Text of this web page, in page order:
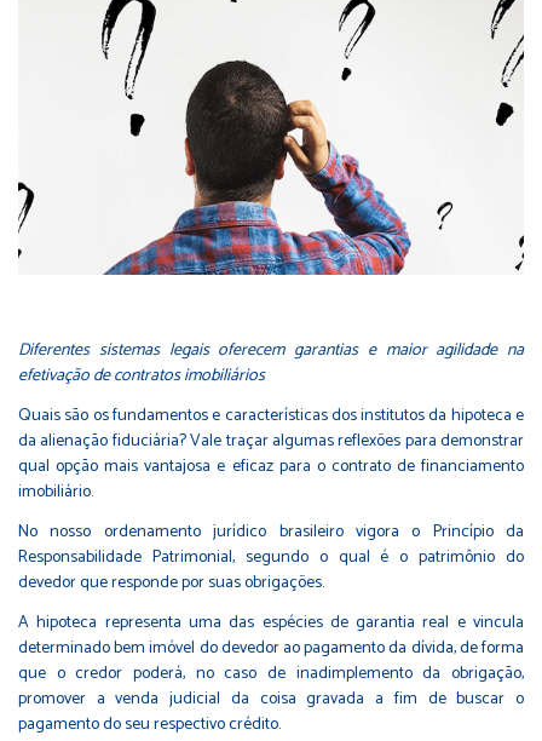
Diferentes sistemas legais oferecem garantias e maior agilidade na
efetivação de contratos imobiliários
Quais são os fundamentos e características dos institutos da hipoteca e
da alienação fiduciária? Vale traçar algumas reflexões para demonstrar
qual opção mais vantajosa e eficaz para o contrato de financiamento
imobiliário.
No nosso ordenamento jurídico brasileiro vigora o Princípio da
Responsabilidade Patrimonial, segundo o qual é o patrimônio do
devedor que responde por suas obrigações.
A hipoteca representa uma das espécies de garantia real e vincula
determinado bem imóvel do devedor ao pagamento da dívida, de forma
que o credor poderá, no caso de inadimplemento da obrigação,
promover a venda judicial da coisa gravada a fim de buscar o
pagamento do seu respectivo crédito.